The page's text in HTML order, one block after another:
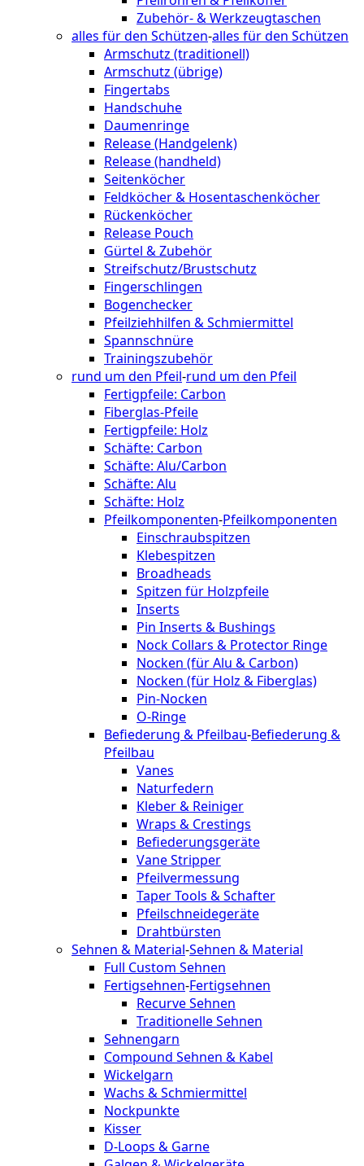
Zubehör- & Werkzeugtaschen
alles für den Schützen-alles für den Schützen
Armschutz (traditionell)
Armschutz (übrige)
Fingertabs
Handschuhe
Daumenringe
Release (Handgelenk)
Release (handheld)
Seitenköcher
Feldköcher & Hosentaschenköcher
Rückenköcher
Release Pouch
Gürtel & Zubehör
Streifschutz/Brustschutz
Fingerschlingen
Bogenchecker
Pfeilziehhilfen & Schmiermittel
Spannschnüre
Trainingszubehör
rund um den Pfeil-rund um den Pfeil
Fertigpfeile: Carbon
Fiberglas-Pfeile
Fertigpfeile: Holz
Schäfte: Carbon
Schäfte: Alu/Carbon
Schäfte: Alu
Schäfte: Holz
Pfeilkomponenten-Pfeilkomponenten
Einschraubspitzen
Klebespitzen
Broadheads
Spitzen für Holzpfeile
Inserts
Pin Inserts & Bushings
Nock Collars & Protector Ringe
Nocken (für Alu & Carbon)
Nocken (für Holz & Fiberglas)
Pin-Nocken
O-Ringe
Befiederung & Pfeilbau-Befiederung &
Pfeilbau
Vanes
Naturfedern
Kleber & Reiniger
Wraps & Crestings
Befiederungsgeräte
Vane Stripper
Pfeilvermessung
Taper Tools & Schafter
Pfeilschneidegeräte
Drahtbürsten
Sehnen & Material-Sehnen & Material
Full Custom Sehnen
Fertigsehnen-Fertigsehnen
Recurve Sehnen
Traditionelle Sehnen
Sehnengarn
Compound Sehnen & Kabel
Wickelgarn
Wachs & Schmiermittel
Nockpunkte
Kisser
D-Loops & Garne